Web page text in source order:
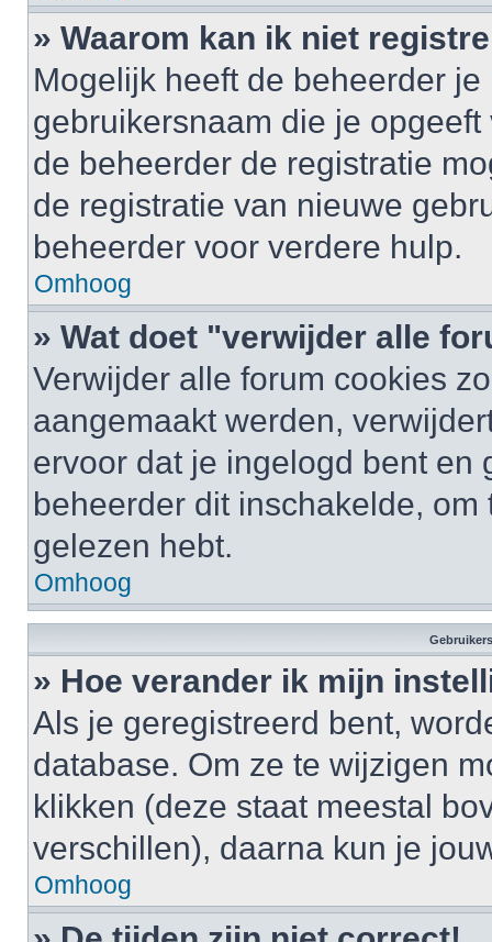
» Waarom kan ik niet
Mogelijk heeft de beheerder
gebruikersnaam die je
de beheerder de registratie
de registratie van nieuwe
beheerder voor verdere hulp.
Omhoog
» Wat doet "verwijder alle
Verwijder alle forum cookies
aangemaakt werden,
ervoor dat je ingelogd bent en
beheerder dit inschakelde,
gelezen hebt.
Omhoog
» Hoe verander ik mijn
Als je geregistreerd bent,
database. Om ze te wijzigen
klikken (deze staat meestal
verschillen), daarna kun je
Omhoog